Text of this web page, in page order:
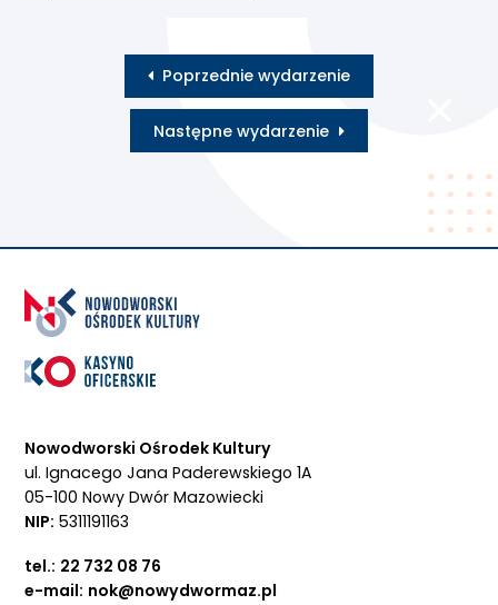
Poprzednie wydarzenie
Następne wydarzenie
Nowodworski Ośrodek Kultury
ul. Ignacego Jana Paderewskiego 1A
05-100 Nowy Dwór Mazowiecki
NIP: 5311191163
tel.: 22 732 08 76
e-mail: nok@nowydwormaz.pl